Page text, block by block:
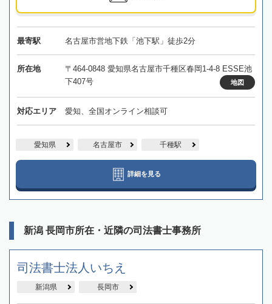
最寄駅 名古屋市営地下鉄「池下駅」徒歩2分
所在地
〒464-0848 愛知県名古屋市千種区春岡1-4-8 ESSE池
下407号
地図
対応エリア 愛知、全国オンライン相談可
愛知県 名古屋市 千種駅
詳細を見る
新潟 長岡市所在・近隣の司法書士事務所
司法書士法人いちえ
新潟県 長岡市